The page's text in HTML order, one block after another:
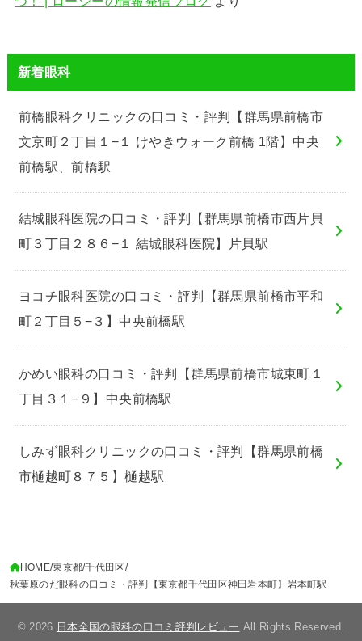
新着眼科
前橋眼科クリニックの口コミ・評判【群馬県前橋市
文京町２丁目１−１ けやきウォーク前橋 1階】中央
前橋駅、前橋駅
結城眼科医院の口コミ・評判【群馬県前橋市西片貝
町３丁目２８６−１ 結城眼科医院】片貝駅
ヨコチ眼科医院の口コミ・評判【群馬県前橋市平和
町２丁目５−３】中央前橋駅
かめい眼科の口コミ・評判【群馬県前橋市城東町１
丁目３１−９】中央前橋駅
しみず眼科クリニックの口コミ・評判【群馬県前橋
市樋越町８７５】樋越駅
HOME 東京都 千代田区
秋葉原のだ眼科の口コミ・評判【東京都千代田区神田岩本町】岩本町駅
© 2026 日本全国の眼科の口コミ評判レビュー All Rights Reserved.